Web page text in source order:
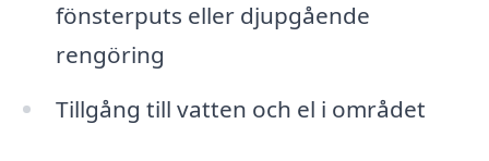
fönsterputs eller djupgående
rengöring
Tillgång till vatten och el i området